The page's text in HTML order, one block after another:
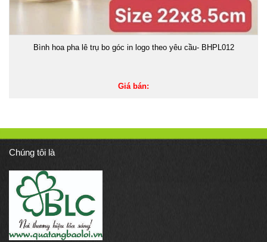
Bình hoa pha lê trụ bo góc in logo theo yêu cầu- BHPL012
Giá bán:
Chúng tôi là